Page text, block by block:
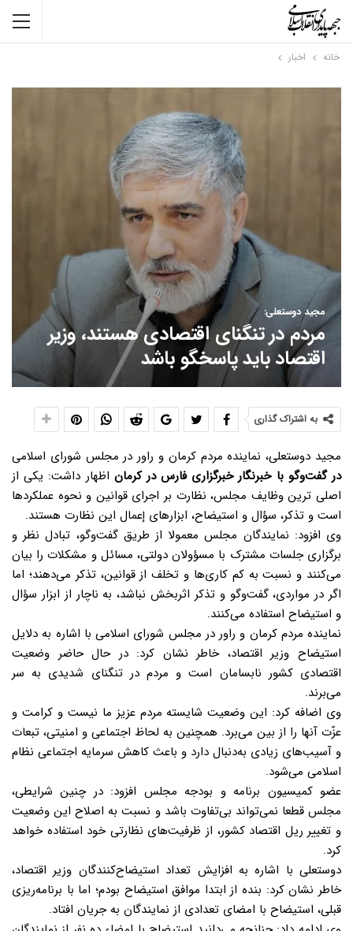
خانه اخبار
مجید دوستعلی:
مردم در تنگنای اقتصادی هستند، وزیر
اقتصاد باید پاسخگو باشد
به اشتراک گذاری
مجید دوستعلی، نماینده مردم کرمان و راور در مجلس شورای اسلامی
در گفت‌وگو با خبرنگار خبرگزاری فارس در کرمان اظهار داشت: یکی از
اصلی ترین وظایف مجلس، نظارت بر اجرای قوانین و نحوه عملکردها
است و تذکر، سؤال و استیضاح، ابزارهای إعمال این نظارت هستند.
وی افزود: نمایندگان مجلس معمولا از طریق گفت‌وگو، تبادل نظر و
برگزاری جلسات مشترک با مسؤولان دولتی، مسائل و مشکلات را بیان
می‌کنند و نسبت به کم کاری‌ها و تخلف از قوانین، تذکر می‌دهند؛ اما
اگر در مواردی، گفت‌وگو و تذکر اثربخش نباشد، به ناچار از ابزار سؤال
و استیضاح استفاده می‌کنند.
نماینده مردم کرمان و راور در مجلس شورای اسلامی با اشاره به دلایل
استیضاح وزیر اقتصاد، خاطر نشان کرد: در حال حاضر وضعیت
اقتصادی کشور نابسامان است و مردم در تنگنای شدیدی به سر
می‌برند.
وی اضافه کرد: این وضعیت شایسته مردم عزیز ما نیست و کرامت و
عزّت آنها را از بین می‌برد. همچنین به لحاظ اجتماعی و امنیتی، تبعات
و آسیب‌های زیادی به‌دنبال دارد و باعث کاهش سرمایه اجتماعی نظام
اسلامی می‌شود.
عضو کمیسیون برنامه و بودجه مجلس افزود: در چنین شرایطی،
مجلس قطعا نمی‌تواند بی‌تفاوت باشد و نسبت به اصلاح این وضعیت
و تغییر ریل اقتصاد کشور، از ظرفیت‌های نظارتی خود استفاده خواهد
کرد.
دوستعلی با اشاره به افزایش تعداد استیضاح‌کنندگان وزیر اقتصاد،
خاطر نشان کرد: بنده از ابتدا موافق استیضاح بودم؛ اما با برنامه‌ریزی
قبلی، استیضاح با امضای تعدادی از نمایندگان به جریان افتاد.